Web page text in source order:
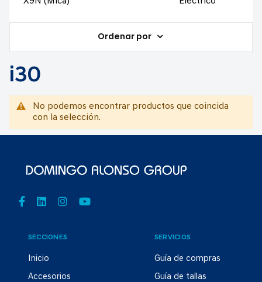
Ordenar por
i30
No podemos encontrar productos que coincida
con la selección.
SECCIONES
Inicio
Accesorios
SERVICIOS
Guía de compras
Guía de tallas